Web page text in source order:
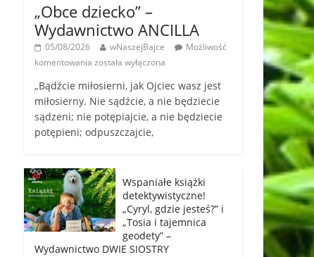
„Obce dziecko” –
Wydawnictwo ANCILLA
05/08/2026 wNaszejBajce
Możliwość
komentowania została wyłączona
„Bądźcie miłosierni, jak Ojciec wasz jest
miłosierny. Nie sądźcie, a nie będziecie
sądzeni; nie potępiajcie, a nie będziecie
potępieni; odpuszczajcie,
Wspaniałe książki
detektywistyczne!
„Cyryl, gdzie jesteś?” i
„Tosia i tajemnica
geodety” –
Wydawnictwo DWIE SIOSTRY